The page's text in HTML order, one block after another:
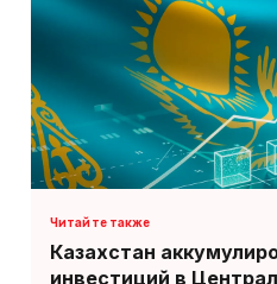
Казахстан
инвестиций в